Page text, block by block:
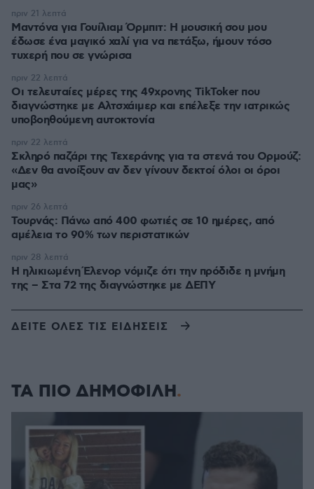
Μαντόνα για Γουίλιαμ Όρμπιτ: Η μουσική σου μου
έδωσε ένα μαγικό χαλί για να πετάξω, ήμουν τόσο
τυχερή που σε γνώρισα
πριν 21 λεπτά
Οι τελευταίες μέρες της 49χρονης TikToker που
διαγνώστηκε με Αλτσχάιμερ και επέλεξε την ιατρικώς
υποβοηθούμενη αυτοκτονία
πριν 22 λεπτά
Σκληρό παζάρι της Τεχεράνης για τα στενά του Ορμούζ:
«Δεν θα ανοίξουν αν δεν γίνουν δεκτοί όλοι οι όροι
μας»
πριν 22 λεπτά
Τουρνάς: Πάνω από 400 φωτιές σε 10 ημέρες, από
αμέλεια το 90% των περιστατικών
πριν 26 λεπτά
Η ηλικιωμένη Έλενορ νόμιζε ότι την πρόδιδε η μνήμη
της – Στα 72 της διαγνώστηκε με ΔΕΠΥ
πριν 28 λεπτά
ΔΕΙΤΕ ΟΛΕΣ ΤΙΣ ΕΙΔΗΣΕΙΣ
ΤΑ ΠΙΟ ΔΗΜΟΦΙΛΗ